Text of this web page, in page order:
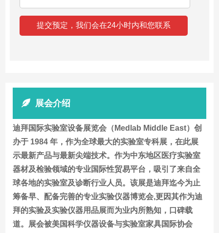
展会介绍
迪拜国际实验室设备展览会（Medlab Middle East）创
办于 1984 年，作为全球最大的实验室专科展，在此展
示最新产品与最新尖端技术。作为中东地区医疗实验室
器材及检验领域的专业国际性贸易平台，吸引了来自全
球各地的实验室及诊断行业人员。该展是迪拜迄今为止
筹备早、配备完善的专业实验仪器博览会,更因其作为迪
拜的实验及实验仪器用品展而为业内所熟知，口碑载
道。展会被美国科学仪器设备与实验室家具国际协会